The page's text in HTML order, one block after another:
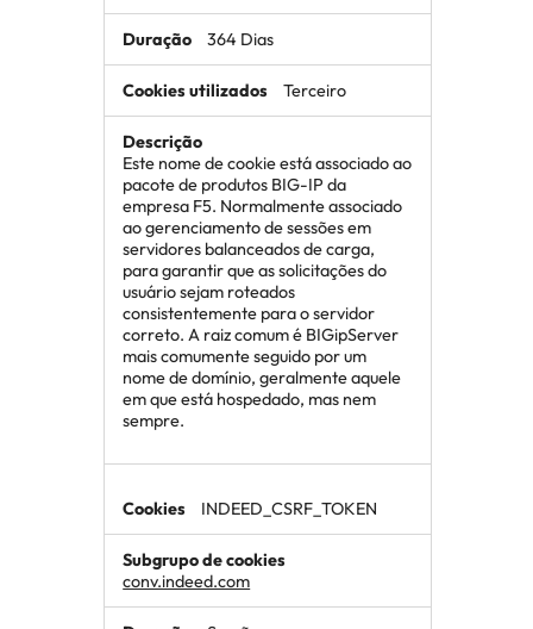
364 Dias
Terceiro
Este nome de cookie está associado ao
pacote de produtos BIG-IP da
empresa F5. Normalmente associado
ao gerenciamento de sessões em
servidores balanceados de carga,
para garantir que as solicitações do
usuário sejam roteados
consistentemente para o servidor
correto. A raiz comum é BIGipServer
mais comumente seguido por um
nome de domínio, geralmente aquele
em que está hospedado, mas nem
sempre.
INDEED_CSRF_TOKEN
conv.indeed.com